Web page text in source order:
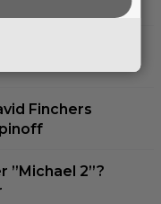
– vad minns du
Finchers
”Michael 2”?